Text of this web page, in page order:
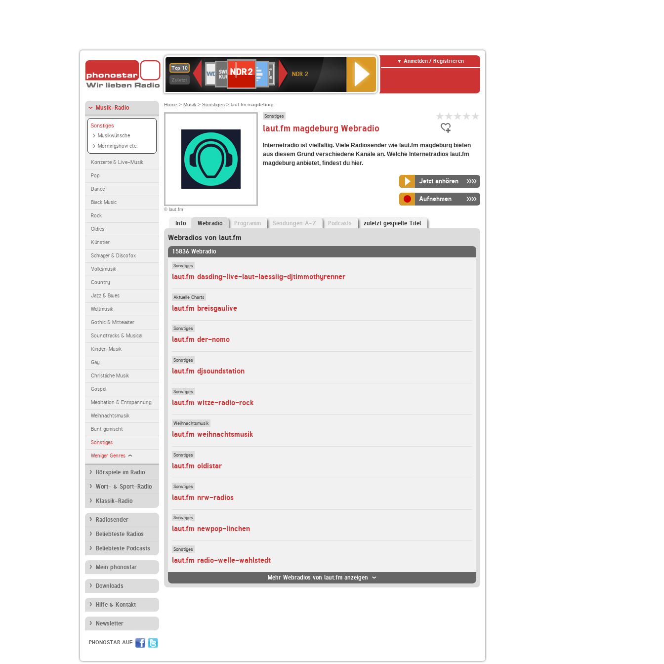
Top 10
Zuletzt
Deutschlandfunk
80er
90er
OLDIE
ANTENNE
SWR3
WDR
4
BR-
KLASSIK
Deutschlandfunk
Kultur
ANTENNE
BAYERN
2
Kultur
2
NDR 2
Anmelden / Registrieren
Musik-Radio
Sonstiges
Musikwünsche
Morningshow etc.
Konzerte & Live-Musik
Pop
Dance
Black Music
Rock
Oldies
Künstler
Schlager & Discofox
Volksmusik
Country
Jazz & Blues
Weltmusik
Gothic & Mittelalter
Soundtracks & Musical
Kinder-Musik
Gay
Christliche Musik
Gospel
Meditation & Entspannung
Weihnachtsmusik
Bunt gemischt
Sonstiges
Weniger Genres
Hörspiele im Radio
Wort- & Sport-Radio
Klassik-Radio
Radiosender
Beliebteste Radios
Beliebteste Podcasts
Mein phonostar
Downloads
Hilfe & Kontakt
Newsletter
PHONOSTAR AUF
Home > Musik > Sonstiges > laut.fm magdeburg
© laut.fm
Sonstiges
laut.fm magdeburg Webradio
Internetradio ist vielfältig. Viele Radiosender wie laut.fm magdeburg bieten
aus diesem Grund verschiedene Kanäle an. Welche Internetradios laut.fm
magdeburg anbietet, findest du hier.
Jetzt anhören
Aufnehmen
Info Webradio Programm Sendungen A-Z Podcasts zuletzt gespielte Titel
Webradios von laut.fm
15836 Webradio
Sonstiges
laut.fm dasding-live-laut-laessiig-djtimmothyrenner
Aktuelle Charts
laut.fm breisgaulive
Sonstiges
laut.fm der-nomo
Sonstiges
laut.fm djsoundstation
Sonstiges
laut.fm witze-radio-rock
Weihnachtsmusik
laut.fm weihnachtsmusik
Sonstiges
laut.fm oldistar
Sonstiges
laut.fm nrw-radios
Sonstiges
laut.fm newpop-linchen
Sonstiges
laut.fm radio-welle-wahlstedt
Mehr Webradios von laut.fm anzeigen